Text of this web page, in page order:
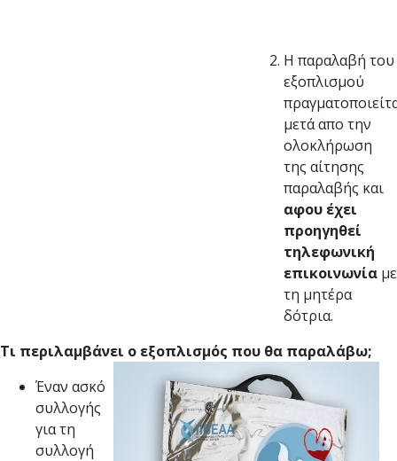
Η παραλαβή του
εξοπλισμού
μετά απο την
ολοκλήρωση
της αίτησης
παραλαβής και
αφου έχει
προηγηθεί
τηλεφωνική
επικοινωνία με
τη μητέρα
δότρια.
Τι περιλαμβάνει ο εξοπλισμός που θα παραλάβω;
Έναν ασκό
συλλογής
για τη
συλλογή